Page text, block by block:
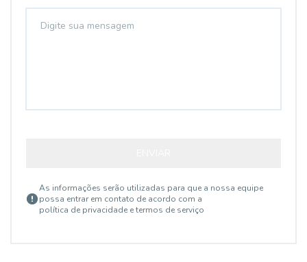
As informações serão utilizadas para que a nossa equipe
possa entrar em contato de acordo com a
política de privacidade e termos de serviço